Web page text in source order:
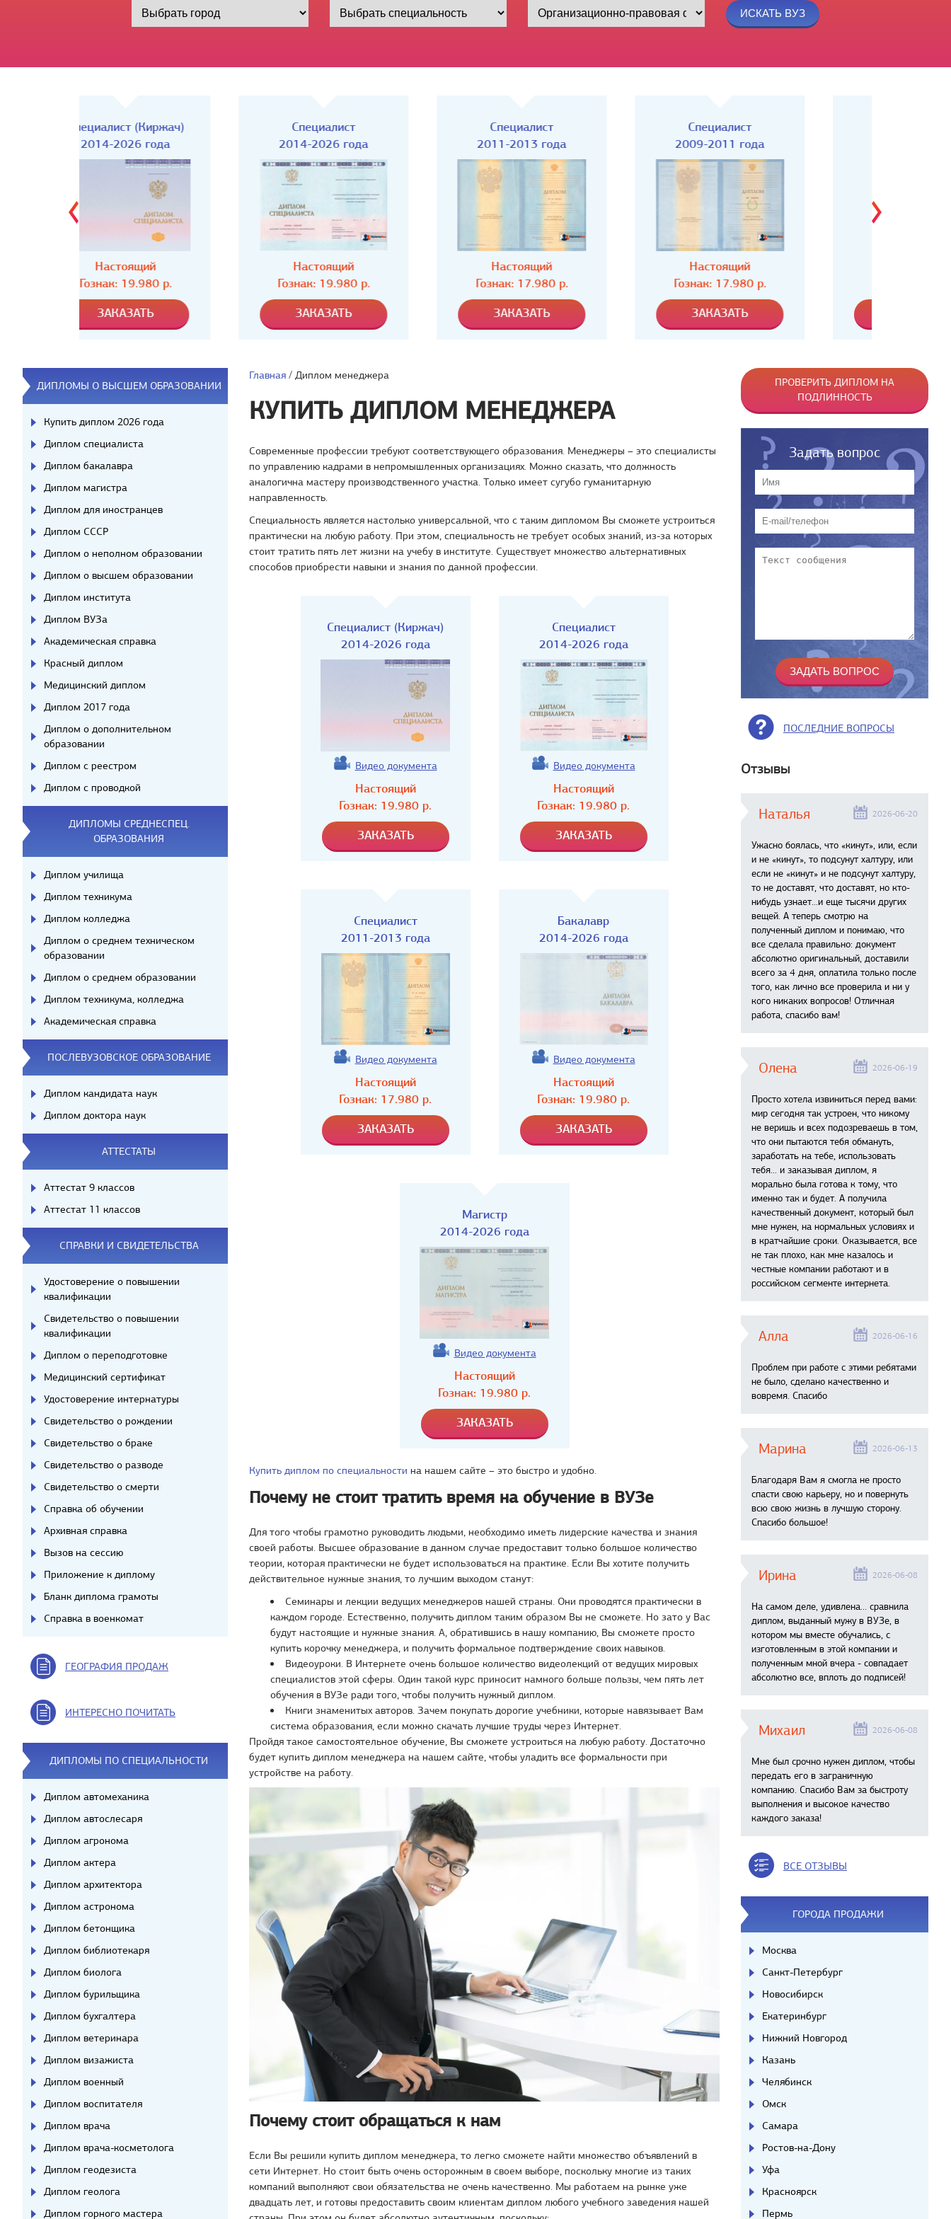
Специалист
2014-2026 года
Настоящий
Гознак: 19.980 р.
Специалист
2011-2013 года
Настоящий
Гознак: 17.980 р.
Специалист
2009-2011 года
Настоящий
Гознак: 17.980 р.
Специалист
2004-2008 года
Настоящий
Гознак: 16.980 р.
Главная / Диплом менеджера
КУПИТЬ ДИПЛОМ МЕНЕДЖЕРА
Современные профессии требуют соответствующего образования. Менеджеры – это специалисты
по управлению кадрами в непромышленных организациях. Можно сказать, что должность
аналогична мастеру производственного участка. Только имеет сугубо гуманитарную
направленность.
Специальность является настолько универсальной, что с таким дипломом Вы сможете устроиться
практически на любую работу. При этом, специальность не требует особых знаний, из-за которых
стоит тратить пять лет жизни на учебу в институте. Существует множество альтернативных
способов приобрести навыки и знания по данной профессии.
Специалист (Киржач)
2014-2026 года
Видео документа
Настоящий
Гознак: 19.980 р.
Специалист
2014-2026 года
Видео документа
Настоящий
Гознак: 19.980 р.
Специалист
2011-2013 года
Видео документа
Настоящий
Гознак: 17.980 р.
Бакалавр
2014-2026 года
Видео документа
Настоящий
Гознак: 19.980 р.
Магистр
2014-2026 года
Видео документа
Настоящий
Гознак: 19.980 р.
Купить диплом по специальности на нашем сайте – это быстро и удобно.
Почему не стоит тратить время на обучение в ВУЗе
Для того чтобы грамотно руководить людьми, необходимо иметь лидерские качества и знания
своей работы. Высшее образование в данном случае предоставит только большое количество
теории, которая практически не будет использоваться на практике. Если Вы хотите получить
действительное нужные знания, то лучшим выходом станут:
Семинары и лекции ведущих менеджеров нашей страны. Они проводятся практически в
каждом городе. Естественно, получить диплом таким образом Вы не сможете. Но зато у Вас
будут настоящие и нужные знания. А, обратившись в нашу компанию, Вы сможете просто
купить корочку менеджера, и получить формальное подтверждение своих навыков.
Видеоуроки. В Интернете очень большое количество видеолекций от ведущих мировых
специалистов этой сферы. Один такой курс приносит намного больше пользы, чем пять лет
обучения в ВУЗе ради того, чтобы получить нужный диплом.
Книги знаменитых авторов. Зачем покупать дорогие учебники, которые навязывает Вам
система образования, если можно скачать лучшие труды через Интернет.
Пройдя такое самостоятельное обучение, Вы сможете устроиться на любую работу. Достаточно
будет купить диплом менеджера на нашем сайте, чтобы уладить все формальности при
устройстве на работу.
Почему стоит обращаться к нам
Если Вы решили купить диплом менеджера, то легко сможете найти множество объявлений в
сети Интернет. Но стоит быть очень осторожным в своем выборе, поскольку многие из таких
компаний выполняют свои обязательства не очень качественно. Мы работаем на рынке уже
двадцать лет, и готовы предоставить своим клиентам диплом любого учебного заведения нашей
ДИПЛОМЫ О ВЫСШЕМ ОБРАЗОВАНИИ
Купить диплом 2026 года
Диплом специалиста
Диплом бакалавра
Диплом магистра
Диплом для иностранцев
Диплом СССР
Диплом о неполном образовании
Диплом о высшем образовании
Диплом института
Диплом ВУЗа
Академическая справка
Красный диплом
Медицинский диплом
Диплом 2017 года
Диплом о дополнительном
образовании
Диплом с реестром
Диплом с проводкой
ДИПЛОМЫ СРЕДНЕСПЕЦ.
ОБРАЗОВАНИЯ
Диплом училища
Диплом техникума
Диплом колледжа
Диплом о среднем техническом
образовании
Диплом о среднем образовании
Диплом техникума, колледжа
Академическая справка
ПОСЛЕВУЗОВСКОЕ ОБРАЗОВАНИЕ
Диплом кандидата наук
Диплом доктора наук
АТТЕСТАТЫ
Аттестат 9 классов
Аттестат 11 классов
СПРАВКИ И СВИДЕТЕЛЬСТВА
Удостоверение о повышении
квалификации
Свидетельство о повышении
квалификации
Диплом о переподготовке
Медицинский сертификат
Удостоверение интернатуры
Свидетельство о рождении
Свидетельство о браке
Свидетельство о разводе
Свидетельство о смерти
Справка об обучении
Архивная справка
Вызов на сессию
Приложение к диплому
Бланк диплома грамоты
Справка в военкомат
ГЕОГРАФИЯ ПРОДАЖ
ИНТЕРЕСНО ПОЧИТАТЬ
ДИПЛОМЫ ПО СПЕЦИАЛЬНОСТИ
Диплом автомеханика
Диплом автослесаря
Диплом агронома
Диплом актера
Диплом архитектора
Диплом астронома
Диплом бетонщика
Диплом библиотекаря
Диплом биолога
Диплом бурильщика
Диплом бухгалтера
Диплом ветеринара
Диплом визажиста
Диплом военный
Диплом воспитателя
Диплом врача
Диплом врача-косметолога
Диплом геодезиста
Диплом геолога
Диплом горного мастера
ПРОВЕРИТЬ ДИПЛОМ НА
ПОДЛИННОСТЬ
Задать вопрос
ПОСЛЕДНИЕ ВОПРОСЫ
Отзывы
Наталья 2026-06-20
Ужасно боялась, что «кинут», или, если
и не «кинут», то подсунут халтуру, или
если не «кинут» и не подсунут халтуру,
то не доставят, что доставят, но кто-
нибудь узнает...и еще тысячи других
вещей. А теперь смотрю на
полученный диплом и понимаю, что
все сделала правильно: документ
абсолютно оригинальный, доставили
всего за 4 дня, оплатила только после
того, как лично все проверила и ни у
кого никаких вопросов! Отличная
работа, спасибо вам!
Олена 2026-06-19
Просто хотела извиниться перед вами:
мир сегодня так устроен, что никому
не веришь и всех подозреваешь в том,
что они пытаются тебя обмануть,
заработать на тебе, использовать
тебя... и заказывая диплом, я
морально была готова к тому, что
именно так и будет. А получила
качественный документ, который был
мне нужен, на нормальных условиях и
в кратчайшие сроки. Оказывается, все
не так плохо, как мне казалось и
честные компании работают и в
российском сегменте интернета.
Алла 2026-06-16
Проблем при работе с этими ребятами
не было, сделано качественно и
вовремя. Спасибо
Марина 2026-06-13
Благодаря Вам я смогла не просто
спасти свою карьеру, но и повернуть
всю свою жизнь в лучшую сторону.
Спасибо большое!
Ирина 2026-06-08
На самом деле, удивлена… сравнила
диплом, выданный мужу в ВУЗе, в
котором мы вместе обучались, с
изготовленным в этой компании и
полученным мной вчера - совпадает
абсолютно все, вплоть до подписей!
Михаил 2026-06-08
Мне был срочно нужен диплом, чтобы
передать его в заграничную
компанию. Спасибо Вам за быстроту
выполнения и высокое качество
каждого заказа!
ВСЕ ОТЗЫВЫ
ГОРОДА ПРОДАЖИ
Москва
Санкт-Петербург
Новосибирск
Екатеринбург
Нижний Новгород
Казань
Челябинск
Омск
Самара
Ростов-на-Дону
Уфа
Красноярск
Пермь